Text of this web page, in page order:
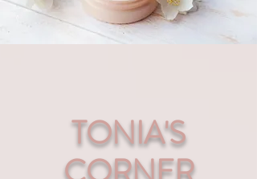
TONIA'S